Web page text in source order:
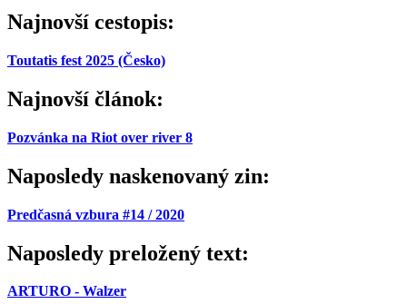
Najnovší cestopis:
Toutatis fest 2025 (Česko)
Najnovší článok:
Pozvánka na Riot over river 8
Naposledy naskenovaný zin:
Predčasná vzbura #14 / 2020
Naposledy preložený text:
ARTURO - Walzer